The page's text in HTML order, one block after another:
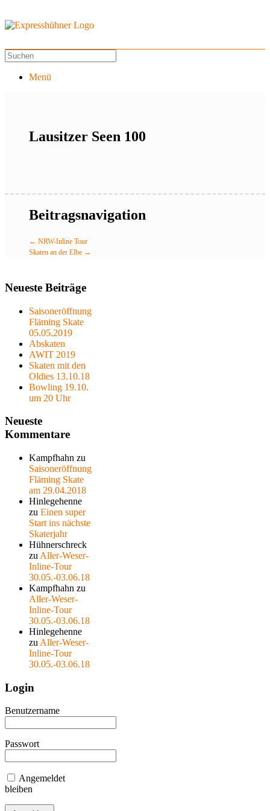
Menü
Lausitzer Seen 100
Beitragsnavigation
← NRW-Inline Tour
Skaten an der Elbe →
Neueste Beiträge
Saisoneröffnung
Fläming Skate
05.05.2019
Abskaten
AWIT 2019
Skaten mit den
Oldies 13.10.18
Bowling 19.10.
um 20 Uhr
Neueste
Kommentare
Kampfhahn zu
Saisoneröffnung
Fläming Skate
am 29.04.2018
Hinlegehenne
zu Einen super
Start ins nächste
Skaterjahr
Hühnerschreck
zu Aller-Weser-
Inline-Tour
30.05.-03.06.18
Kampfhahn zu
Aller-Weser-
Inline-Tour
30.05.-03.06.18
Hinlegehenne
zu Aller-Weser-
Inline-Tour
30.05.-03.06.18
Login
Benutzername
Passwort
Angemeldet
bleiben